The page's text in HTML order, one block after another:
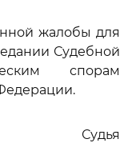
жалобы для
Судебной
спорам
Судья